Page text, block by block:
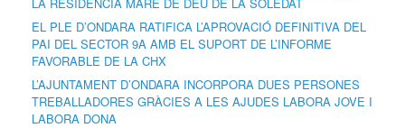
EL PLE D’ONDARA RATIFICA L’APROVACIÓ DEFINITIVA DEL
PAI DEL SECTOR 9A AMB EL SUPORT DE L’INFORME
FAVORABLE DE LA CHX
L’AJUNTAMENT D’ONDARA INCORPORA DUES PERSONES
TREBALLADORES GRÀCIES A LES AJUDES LABORA JOVE I
LABORA DONA